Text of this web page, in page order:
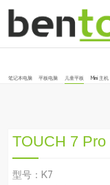
笔记本电脑 平板电脑 儿童平板 Mini 主机
TOUCH 7 Pro
型号：K7